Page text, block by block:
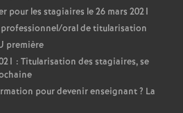
pour les stagiaires le 26 mars 2021
professionnel/oral de titularisation
première
: Titularisation des stagiaires, se
pour devenir enseignant? La